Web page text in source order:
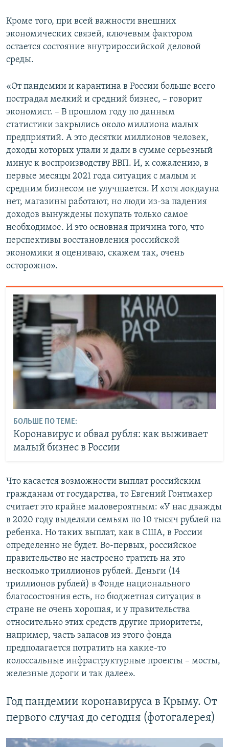
Кроме того, при всей важности внешних
экономических связей, ключевым фактором
остается состояние внутрироссийской деловой
среды.
«От пандемии и карантина в России больше всего
пострадал мелкий и средний бизнес, – говорит
экономист. – В прошлом году по данным
статистики закрылись около миллиона малых
предприятий. А это десятки миллионов человек,
доходы которых упали и дали в сумме серьезный
минус к воспроизводству ВВП. И, к сожалению, в
первые месяцы 2021 года ситуация с малым и
средним бизнесом не улучшается. И хотя локдауна
нет, магазины работают, но люди из-за падения
доходов вынуждены покупать только самое
необходимое. И это основная причина того, что
перспективы восстановления российской
экономики я оцениваю, скажем так, очень
осторожно».
БОЛЬШЕ ПО ТЕМЕ:
Коронавирус и обвал рубля: как выживает
малый бизнес в России
Что касается возможности выплат российским
гражданам от государства, то Евгений Гонтмахер
считает это крайне маловероятным: «У нас дважды
в 2020 году выделяли семьям по 10 тысяч рублей на
ребенка. Но таких выплат, как в США, в России
определенно не будет. Во-первых, российское
правительство не настроено тратить на это
несколько триллионов рублей. Деньги (14
триллионов рублей) в Фонде национального
благосостояния есть, но бюджетная ситуация в
стране не очень хорошая, и у правительства
относительно этих средств другие приоритеты,
например, часть запасов из этого фонда
предполагается потратить на какие-то
колоссальные инфраструктурные проекты – мосты,
железные дороги и так далее».
Год пандемии коронавируса в Крыму. От
первого случая до сегодня (фотогалерея)